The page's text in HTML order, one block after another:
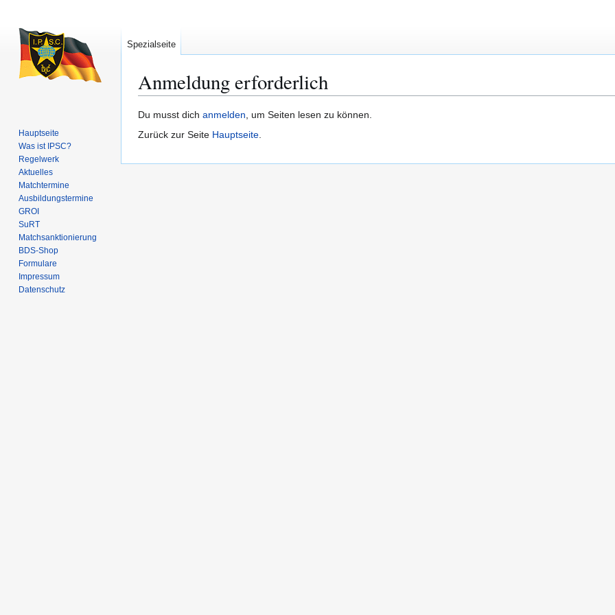
Anmeldung erforderlich
Zur
Navigation
Zur
Suche
Du musst dich anmelden, um Seiten lesen zu können.
Zurück zur Seite Hauptseite.
Spezialseite
Hauptseite
Was ist IPSC?
Regelwerk
Aktuelles
Matchtermine
Ausbildungs­termine
GROI
SuRT
Match­sanktionierung
BDS-Shop
Formulare
Impressum
Datenschutz